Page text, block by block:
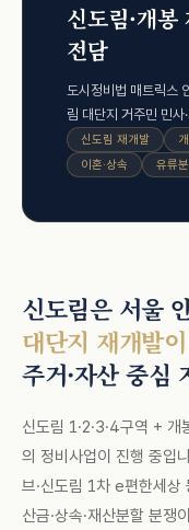
신도림·개봉
전담
도시정비법 매트릭스
림 대단지 거주민 민사
신도림 재개발
이혼·상속
유류분
신도림은 서울
대단지 재개발
주거·자산 중심
신도림 1·2·3·4구역 +
의 정비사업이 진행 중입
브·신도림 1차 e편한세상
산금·상속·재산분할 분쟁